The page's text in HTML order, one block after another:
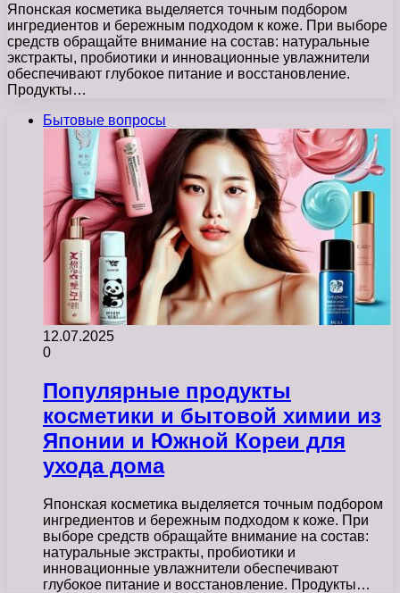
Японская косметика выделяется точным подбором
ингредиентов и бережным подходом к коже. При выборе
средств обращайте внимание на состав: натуральные
экстракты, пробиотики и инновационные увлажнители
обеспечивают глубокое питание и восстановление.
Продукты…
Бытовые вопросы
12.07.2025
0
Популярные продукты
косметики и бытовой химии из
Японии и Южной Кореи для
ухода дома
Японская косметика выделяется точным подбором
ингредиентов и бережным подходом к коже. При
выборе средств обращайте внимание на состав:
натуральные экстракты, пробиотики и
инновационные увлажнители обеспечивают
глубокое питание и восстановление. Продукты…